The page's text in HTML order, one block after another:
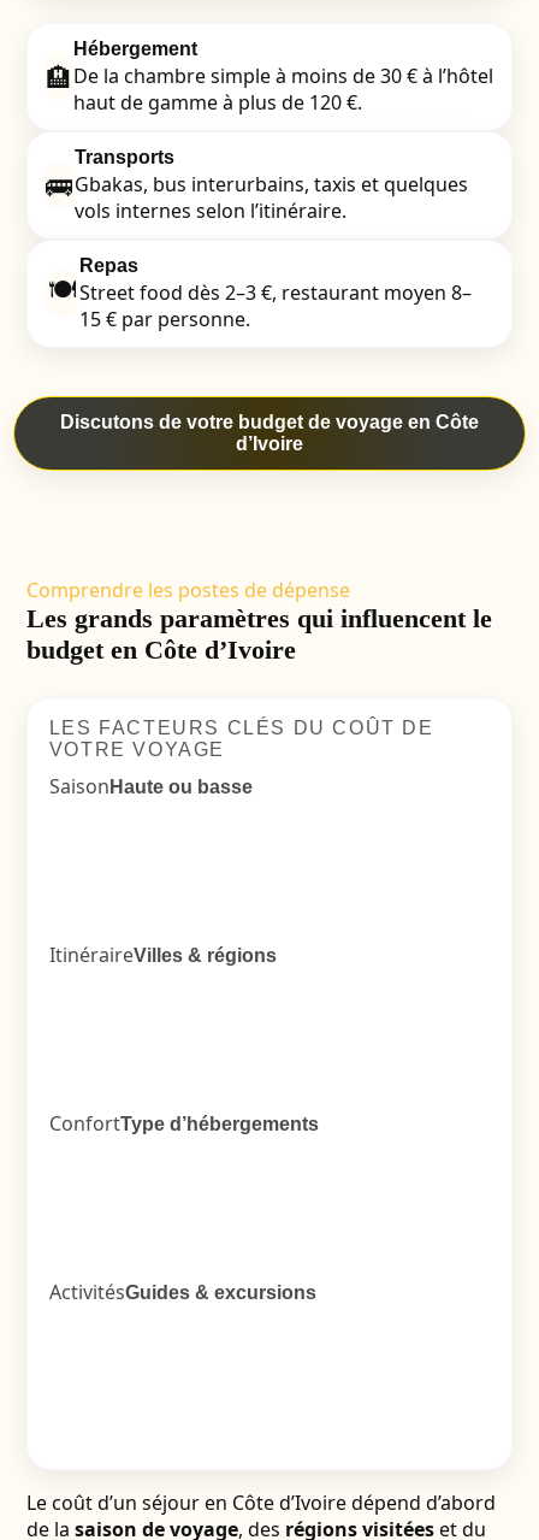
🏨
Hébergement
De la chambre simple à moins de 30 € à l’hôtel
haut de gamme à plus de 120 €.
🚌
Transports
Gbakas, bus interurbains, taxis et quelques
vols internes selon l’itinéraire.
🍽️
Repas
Street food dès 2–3 €, restaurant moyen 8–
15 € par personne.
Discutons de votre budget de voyage en Côte
d’Ivoire
Comprendre les postes de dépense
Les grands paramètres qui influencent le
budget en Côte d’Ivoire
LES FACTEURS CLÉS DU COÛT DE
VOTRE VOYAGE
Saison Haute ou basse
ItinéraireVilles & régions
ConfortType d’hébergements
ActivitésGuides & excursions
Le coût d’un séjour en Côte d’Ivoire dépend d’abord
de la saison de voyage, des régions visitéeset du